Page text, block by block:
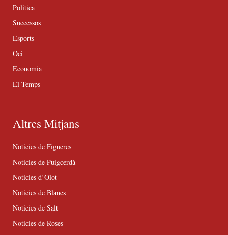
Política
Successos
Esports
Oci
Economia
El Temps
Altres Mitjans
Notícies de Figueres
Notícies de Puigcerdà
Notícies d’Olot
Notícies de Blanes
Notícies de Salt
Notícies de Roses